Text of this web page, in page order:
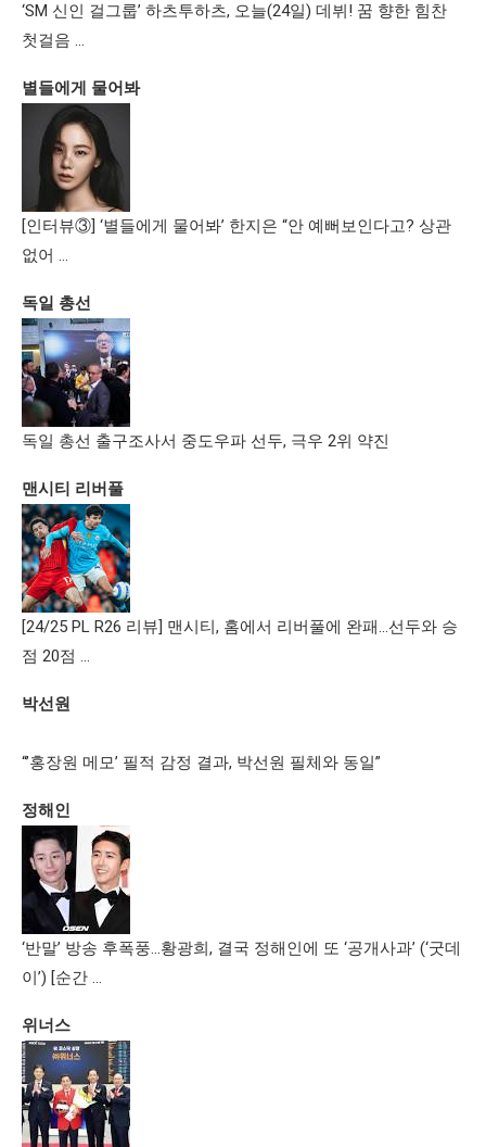
‘SM 신인 걸그룹’ 하츠투하츠, 오늘(24일) 데뷔! 꿈 향한 힘찬
첫걸음 …
별들에게 물어봐
[인터뷰③] ‘별들에게 물어봐’ 한지은 “안 예뻐보인다고? 상관
없어 …
독일 총선
독일 총선 출구조사서 중도우파 선두, 극우 2위 약진
맨시티 리버풀
[24/25 PL R26 리뷰] 맨시티, 홈에서 리버풀에 완패…선두와 승
점 20점 …
박선원
“’홍장원 메모’ 필적 감정 결과, 박선원 필체와 동일”
정해인
‘반말’ 방송 후폭풍…황광희, 결국 정해인에 또 ‘공개사과’ (‘굿데
이’) [순간 …
위너스